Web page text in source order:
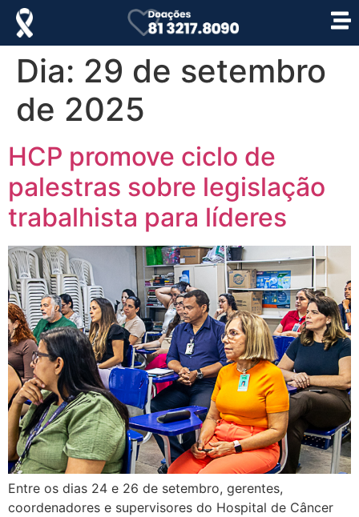
Dia: 29 de setembro
de 2025
HCP promove ciclo de
palestras sobre legislação
trabalhista para líderes
Entre os dias 24 e 26 de setembro, gerentes,
coordenadores e supervisores do Hospital de Câncer